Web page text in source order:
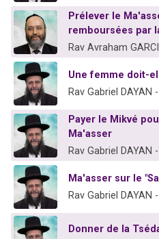
Prélever le
remboursées par
Rav Avraham
Une femme doit-
Rav Gabriel DAYAN
Payer le Mikvé
Ma'asser
Rav Gabriel DAYAN
Ma'asser sur le
Rav Gabriel DAYAN
Donner de la